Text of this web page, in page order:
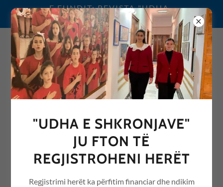
E FUNDIT: REVISTA "UDHA
E SHKRONJAVE" 2026
0692076068
REVISTA "UDHA E
SHKRONJAVE" ME ARTIKUJ
NGA ARSIMI /EDUCATION
"UDHA E SHKRONJAVE"
JU FTON TË
REGJISTROHENI HERËT
Regjistrimi herët ka përfitim financiar dhe ndikim